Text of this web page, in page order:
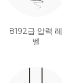
8192급 압력 레
벨